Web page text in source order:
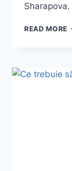
READ MORE